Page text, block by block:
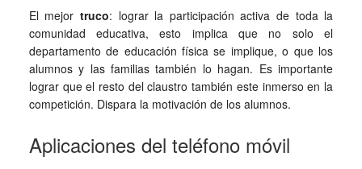
El mejortruco: lograr la participación activa de toda la
comunidad educativa, esto implica que no solo el
departamento de educación física se implique, o que los
alumnos y las familias también lo hagan. Es importante
lograr que el resto del claustro también este inmerso en la
competición. Dispara la motivación de los alumnos.
Aplicaciones del teléfono móvil